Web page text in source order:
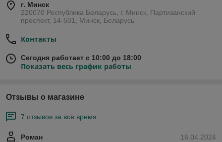
г. Минск
220070 Республика Беларусь, г. Минск, Партизанский
проспект, 14-501, Минск, Беларусь
Контакты
Сегодня работает с 10:00 до 18:00
Показать весь график работы
Отзывы о магазине
7 отзывов за всё время
16.04.2024
Роман